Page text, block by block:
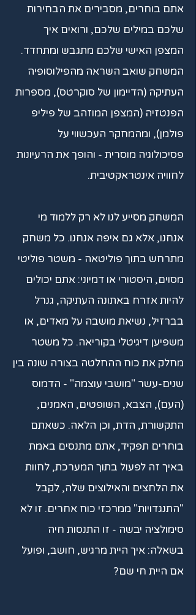
אתם בוחרים, מסבירים את הבחירות
שלכם במילים שלכם, ורואים איך
המצפן האישי שלכם מתגבש ומתחדד.
המשחק שואב השראה מהפילוסופיה
העתיקה (הדיימון של סוקרטס), מספרות
הפנטזיה (המצפן המוזהב של פיליפ
פולמן), ומהמחקר העכשווי על
פסיכולוגיה מוסרית - והופך את הרעיונות
לחוויה אינטראקטיבית.
המשחק מסייע לנו לא רק ללמוד מי
אנחנו, אלא גם איפה אנחנו. כל משחק
מתרחש בתוך פוליטאה - משטר פוליטי
מסוים, היסטורי או דמיוני: אתם יכולים
להיות אזרח באתונה העתיקה, גנרל
בברזיל, נשיאת מושבה על מאדים, או
משפיען דיגיטלי בקוריאה. כל משטר
מחלק את כוח ההחלטה בצורה שונה בין
שנים-עשר "מושבי עוצמה" - הדמוס
(העם), הצבא, השופטים, האמנים,
התקשורת, הדת, וכן הלאה. כשאתם
בוחרים תפקיד, אתם מתנסים באמת
באיך זה לפעול בתוך המערכת, לחוות
את הלחצים והאילוצים שלה, לקבל
"התנגדויות" ממרכזי כוח אחרים. זו לא
סימולציה יבשה - זו התנסות חיה
בשאלה: איך היית מרגיש, חושב, ופועל
אם היית חי שם?